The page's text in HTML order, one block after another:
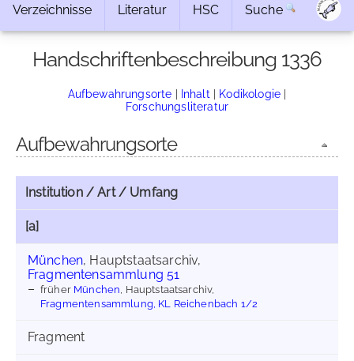
Verzeichnisse Literatur HSC Suche
Handschriftenbeschreibung 1336
Aufbewahrungsorte | Inhalt | Kodikologie |
Forschungsliteratur
Aufbewahrungsorte
Institution / Art / Umfang
[a]
München, Hauptstaatsarchiv,
Fragmentensammlung 51
früher München , Hauptstaatsarchiv,
Fragmentensammlung, KL Reichenbach 1/2
Fragment